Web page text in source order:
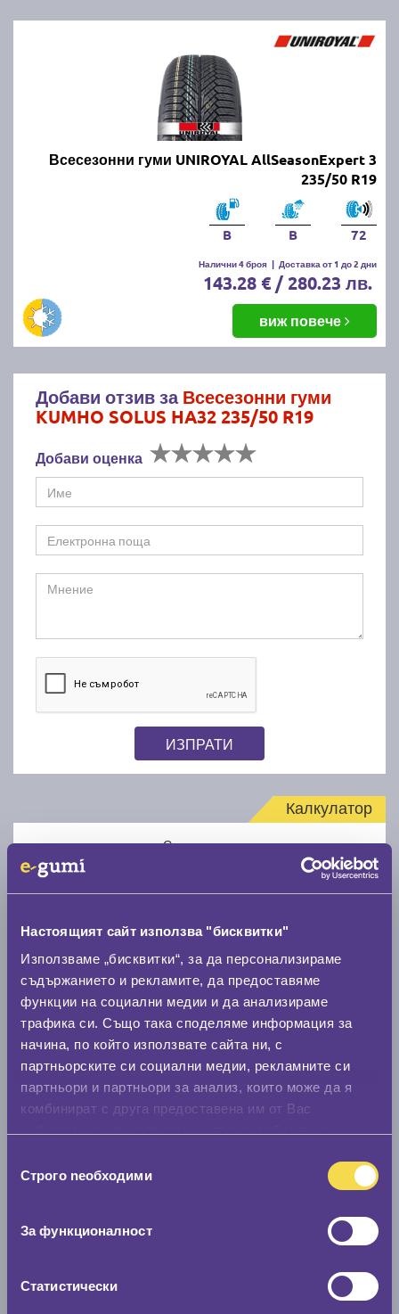
Настоящият сайт използва "бисквитки"
Използваме „бисквитки“, за да персонализираме
съдържанието и рекламите, да предоставяме
функции на социални медии и да анализираме
трафика си. Също така споделяме информация за
начина, по който използвате сайта ни, с
партньорските си социални медии, рекламните си
партньори и партньори за анализ, които може да я
комбинират с друга предоставена им от Вас
наСтрого nеобходими
За функционалност
Статистически
Всесезонни гуми UNIROYAL AllSeasonExpert 3
235/50 R19
B B 72
Налични 4 броя | Доставка от 1 до 2 дни
143.28 € / 280.23 лв.
виж повече
Добави отзив заВсесезонни гуми
KUMHO SOLUS HA32 235/50 R19
Добави оценка
ИЗПРАТИ
Калкулатор
Стар размер
Стар размер